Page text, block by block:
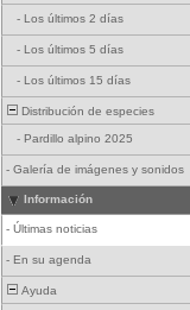
- Los últimos 2 días
- Los últimos 5 días
- Los últimos 15 días
Distribución de especies
- Pardillo alpino 2025
- Galería de imágenes y sonidos
Información
- Últimas noticias
- En su agenda
Ayuda